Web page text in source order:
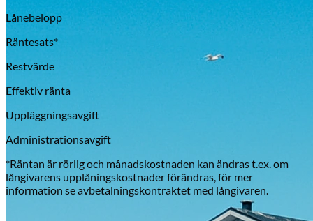
Lånebelopp
Räntesats*
Restvärde
Effektiv ränta
Uppläggningsavgift
Administrationsavgift
*Räntan är rörlig och månadskostnaden kan ändras t.ex. om
långivarens upplåningskostnader förändras, för mer
information se avbetalningskontraktet med långivaren.